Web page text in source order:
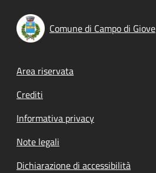
Comune di Campo di Giove
Footer menu
Area riservata
Crediti
Informativa privacy
Note legali
Dichiarazione di accessibilità